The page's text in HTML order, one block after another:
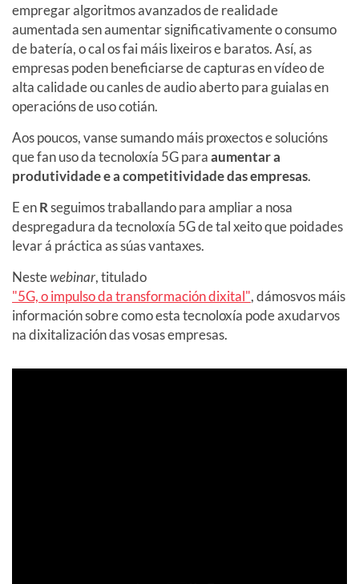
empregar algoritmos avanzados de realidade
aumentada sen aumentar significativamente o consumo
de batería, o cal os fai máis lixeiros e baratos. Así, as
empresas poden beneficiarse de capturas en vídeo de
alta calidade ou canles de audio aberto para guialas en
operacións de uso cotián.
Aos poucos, vanse sumando máis proxectos e solucións
que fan uso da tecnoloxía 5G paraaumentar a
produtividade e a competitividade das empresas.
E enRseguimos traballando para ampliar a nosa
despregadura da tecnoloxía 5G de tal xeito que poidades
levar á práctica as súas vantaxes.
Nestewebinar, titulado
"5G, o impulso da transformación dixital", dámosvos máis
información sobre como esta tecnoloxía pode axudarvos
na dixitalización das vosas empresas.